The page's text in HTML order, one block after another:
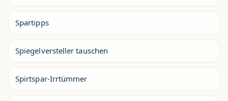
Spartipps
Spiegelversteller tauschen
Spirtspar-Irrtümmer